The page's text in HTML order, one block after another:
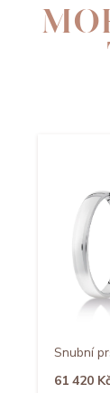
Snubní
61 420